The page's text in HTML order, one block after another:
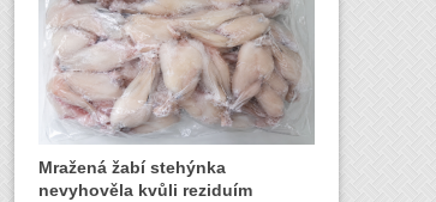
Mražená žabí stehýnka
nevyhověla kvůli reziduím